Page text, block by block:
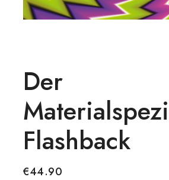
Der
Flashback
€44.90